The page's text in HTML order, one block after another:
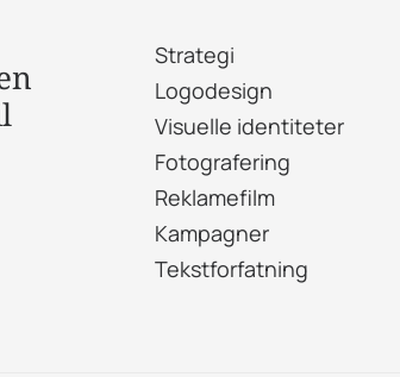
Strategi
Logodesign
Visuelle identiteter
Fotografering
Reklamefilm
Kampagner
Tekstforfatning